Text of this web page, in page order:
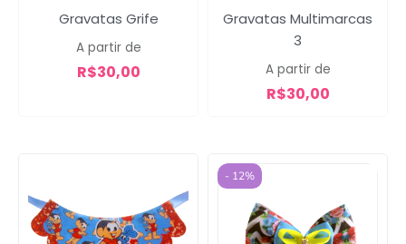
Gravatas Grife
A partir de
R$30,00
Gravatas Multimarcas
3
A partir de
R$30,00
- 12%